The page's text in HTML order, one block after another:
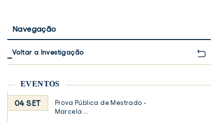
Navegação
Voltar a Investigação
EVENTOS
04 SET
Prova Pública de Mestrado -
Marcela ...